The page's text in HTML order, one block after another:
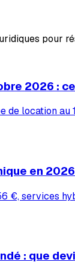
pour
2026 :
location
en
€, services
: que